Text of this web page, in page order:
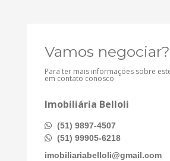
Vamos negociar?
Para ter mais informações sobre
em contato conosco
Imobiliária Belloli
(51) 9897-4507
(51) 99905-6218
imobiliariabelloli@gmail.com